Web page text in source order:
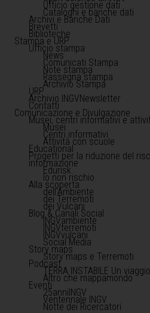
Ufficio gestione dati
Cataloghi e banche dati
Archivi e Banche Dati
Brevetti
Biblioteche
Stampa e URP
Ufficio stampa
News
Comunicati Stampa
Note stampa
Rassegna stampa
Archivio Stampa
URP
Archivio INGVNewsletter
Contatti
Comunicazione e Divulgazione
Musei, centri informativi e
Musei
Centri informativi
Attività con scuole
Educational
Progetti per la riduzione del
informazione
Edurisk
Io non rischio
Alla scoperta
dell'Ambiente
dei Terremoti
dei Vulcani
Blog & Canali Social
INGVambiente
INGVterremoti
INGVvulcani
Social Media
Story maps
Story maps e Terremoti
Podcast
TERRA INSTABILE Un
Altro che mappamondo
Eventi
25anniINGV
Ventennale INGV
Notte dei Ricercatori